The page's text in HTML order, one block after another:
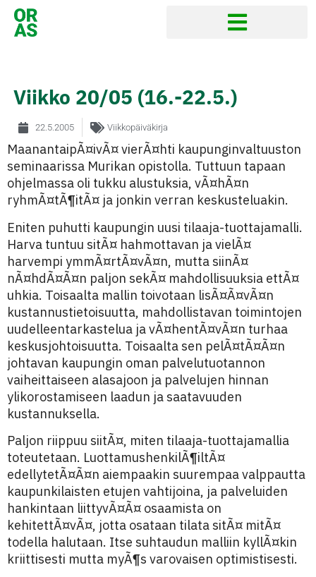
Viikko 20/05 (16.-22.5.)
22.5.2005 Viikkopäiväkirja
MaanantaipÃ¤ivÃ¤ vierÃ¤hti kaupunginvaltuuston
seminaarissa Murikan opistolla. Tuttuun tapaan
ohjelmassa oli tukku alustuksia, vÃ¤hÃ¤n
ryhmÃ¤tÃ¶itÃ¤ ja jonkin verran keskusteluakin.
Eniten puhutti kaupungin uusi tilaaja-tuottajamalli.
Harva tuntuu sitÃ¤ hahmottavan ja vielÃ¤
harvempi ymmÃ¤rtÃ¤vÃ¤n, mutta siinÃ¤
nÃ¤hdÃ¤Ã¤n paljon sekÃ¤ mahdollisuuksia ettÃ¤
uhkia. Toisaalta mallin toivotaan lisÃ¤Ã¤vÃ¤n
kustannustietoisuutta, mahdollistavan toimintojen
uudelleentarkastelua ja vÃ¤hentÃ¤vÃ¤n turhaa
keskusjohtoisuutta. Toisaalta sen pelÃ¤tÃ¤Ã¤n
johtavan kaupungin oman palvelutuotannon
vaiheittaiseen alasajoon ja palvelujen hinnan
ylikorostamiseen laadun ja saatavuuden
kustannuksella.
Paljon riippuu siitÃ¤, miten tilaaja-tuottajamallia
toteutetaan. LuottamushenkilÃ¶iltÃ¤
edellytetÃ¤Ã¤n aiempaakin suurempaa valppautta
kaupunkilaisten etujen vahtijoina, ja palveluiden
hankintaan liittyvÃ¤Ã¤ osaamista on
kehitettÃ¤vÃ¤, jotta osataan tilata sitÃ¤ mitÃ¤
todella halutaan. Itse suhtaudun malliin kyllÃ¤kin
kriittisesti mutta myÃ¶s varovaisen optimistisesti.